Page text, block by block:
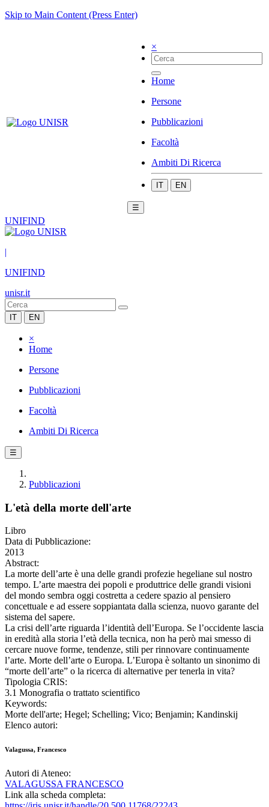
Skip to Main Content (Press Enter)
×
Home
Persone
Pubblicazioni
Facoltà
Ambiti Di Ricerca
IT EN
☰
UNIFIND
|
UNIFIND
unisr.it
IT EN
×
Home
Persone
Pubblicazioni
Facoltà
Ambiti Di Ricerca
☰
Pubblicazioni
L'età della morte dell'arte
Libro
Data di Pubblicazione:
2013
Abstract:
La morte dell’arte è una delle grandi profezie hegeliane sul nostro
tempo. L’arte maestra dei popoli e produttrice delle grandi visioni
del mondo sembra oggi costretta a cedere spazio al pensiero
concettuale e ad essere soppiantata dalla scienza, nuovo garante del
sistema del sapere.
La crisi dell’arte riguarda l’identità dell’Europa. Se l’occidente lascia
in eredità alla storia l’età della tecnica, non ha però mai smesso di
cercare nuove forme, tendenze, stili per rinnovare continuamente
l’arte. Morte dell’arte o Europa. L’Europa è soltanto un sinonimo di
“morte dell’arte” o la ricerca di alternative per tenerla in vita?
Tipologia CRIS:
3.1 Monografia o trattato scientifico
Keywords:
Morte dell'arte; Hegel; Schelling; Vico; Benjamin; Kandinskij
Elenco autori:
Valagussa, Francesco
Autori di Ateneo:
VALAGUSSA FRANCESCO
Link alla scheda completa: